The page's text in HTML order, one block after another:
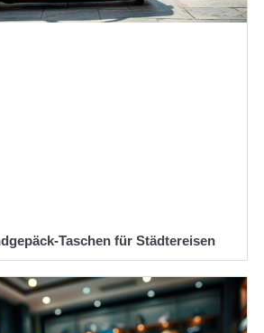
Taschen für Städtereisen